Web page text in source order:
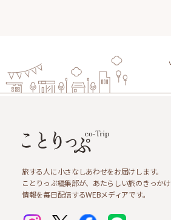
旅する人に小さなしあわせをお届けします。
ことりっぷ編集部が、あたらしい旅のきっか
情報を毎日配信するWEBメディアです。